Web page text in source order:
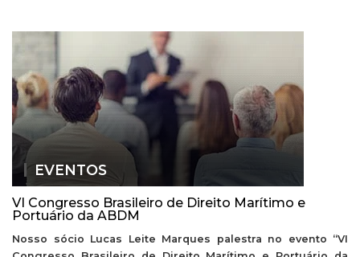
EVENTOS
VI Congresso Brasileiro de Direito Marítimo e
Portuário da ABDM
Nosso sócio Lucas Leite Marques palestra no evento “VI